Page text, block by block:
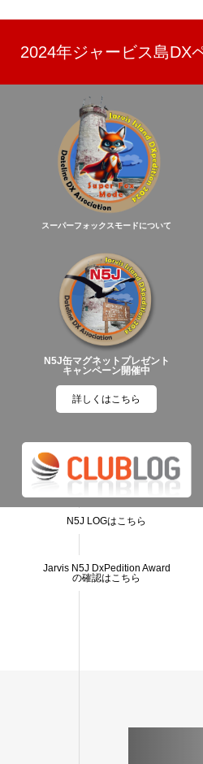
2024年ジャービス島DX
NEWS
スーパーフォックスモードについて
N5J缶マグネットプレゼント
キャンペーン開催中
詳しくはこちら
N5J LOGはこちら
Jarvis N5J DxPedition Award
の確認はこちら